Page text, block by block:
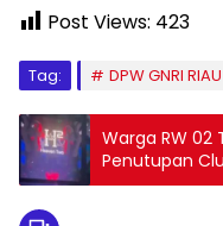
Post Views: 423
Tag: DPW GNRI RIAU
Warga RW 02
Penutupan
Pengaruh